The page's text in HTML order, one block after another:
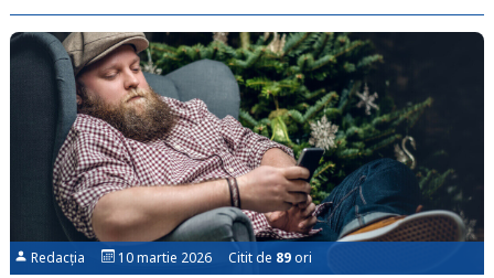
Redacția 10 martie 2026 Citit de 89ori